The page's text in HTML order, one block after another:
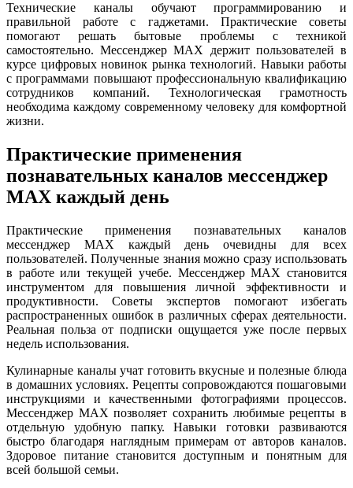
Технические каналы обучают программированию и
правильной работе с гаджетами. Практические советы
помогают решать бытовые проблемы с техникой
самостоятельно. Мессенджер MAX держит пользователей в
курсе цифровых новинок рынка технологий. Навыки работы
с программами повышают профессиональную квалификацию
сотрудников компаний. Технологическая грамотность
необходима каждому современному человеку для комфортной
жизни.
Практические применения
познавательных каналов мессенджер
MAX каждый день
Практические применения познавательных каналов
мессенджер MAX каждый день очевидны для всех
пользователей. Полученные знания можно сразу использовать
в работе или текущей учебе. Мессенджер MAX становится
инструментом для повышения личной эффективности и
продуктивности. Советы экспертов помогают избегать
распространенных ошибок в различных сферах деятельности.
Реальная польза от подписки ощущается уже после первых
недель использования.
Кулинарные каналы учат готовить вкусные и полезные блюда
в домашних условиях. Рецепты сопровождаются пошаговыми
инструкциями и качественными фотографиями процессов.
Мессенджер MAX позволяет сохранить любимые рецепты в
отдельную удобную папку. Навыки готовки развиваются
быстро благодаря наглядным примерам от авторов каналов.
Здоровое питание становится доступным и понятным для
всей большой семьи.